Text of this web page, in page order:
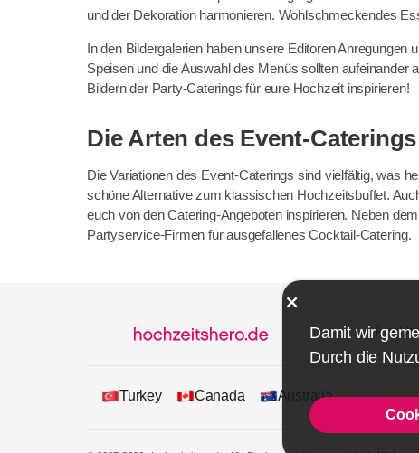
und der Dekoration harmonieren. Wohlschmeckendes
In den Bildergalerien haben unsere Editoren
Speisen und die Auswahl des Menüs sollten
Bildern der Party-Caterings für eure Hochzeit inspirieren!
Die Arten des Event-
Die Variationen des Event-Caterings sind vielfältig, was
schöne Alternative zum klassischen Hochzeitsbuffet.
euch von den Catering-Angeboten inspirieren. Neben
Partyservice-Firmen für ausgefallenes Cocktail-Catering.
Für
Turkey Canada Australia
Damit wir
Durch die